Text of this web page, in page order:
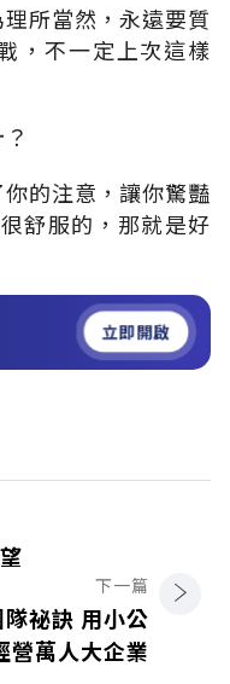
所當然，永遠要質
，不一定上次這樣
的注意，讓你驚豔
舒服的，那就是好
立即開啟
下一篇
祕訣 用小公
營萬人大企業